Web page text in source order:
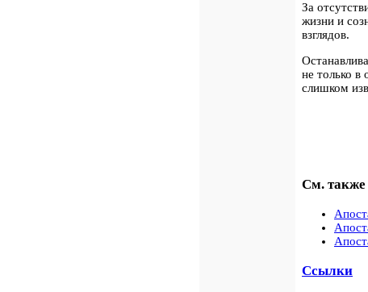
За
жизни и
взглядов.
не только в
слишком
См. также
Ссылки